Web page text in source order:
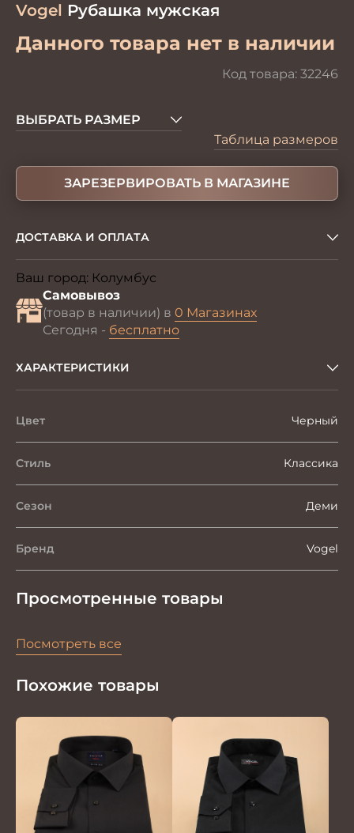
Vogel Рубашка мужская
Данного товара нет в наличии
Код товара: 32246
ВЫБРАТЬ РАЗМЕР
Таблица размеров
ЗАРЕЗЕРВИРОВАТЬ В МАГАЗИНЕ
ДОСТАВКА И ОПЛАТА
Ваш город: Колумбус
Самовывоз
(товар в наличии) в 0 Магазинах
Сегодня - бесплатно
ХАРАКТЕРИСТИКИ
Цвет Черный
Стиль Классика
Сезон Деми
Бренд Vogel
Просмотренные товары
Посмотреть все
Похожие товары